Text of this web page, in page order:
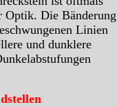
Optik. Die
Linien
und dunklere